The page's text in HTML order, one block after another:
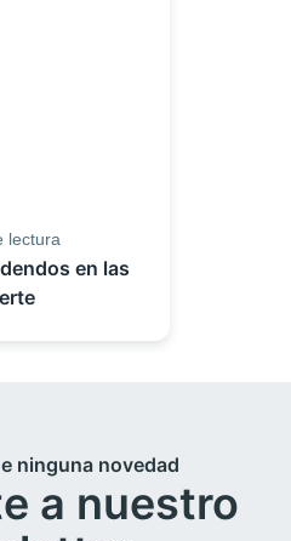
lectura
en las
ninguna novedad
a nuestro